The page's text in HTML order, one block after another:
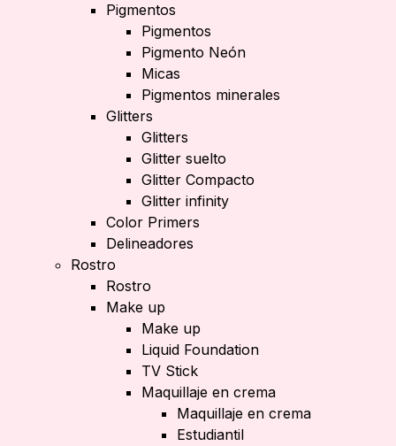
Pigmentos
Pigmentos
Pigmento Neón
Micas
Pigmentos minerales
Glitters
Glitters
Glitter suelto
Glitter Compacto
Glitter infinity
Color Primers
Delineadores
Rostro
Rostro
Make up
Make up
Liquid Foundation
TV Stick
Maquillaje en crema
Maquillaje en crema
Estudiantil